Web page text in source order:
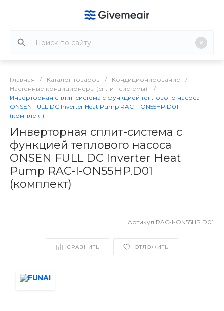
Главная / Каталог товаров / Кондиционирование
/
Настенные кондиционеры (сплит-системы)
/
Инверторная сплит-система с функцией теплового насоса
ONSEN FULL DC Inverter Heat Pump RAC-I-ON55HP.D01
(комплект)
Инверторная сплит-система с
функцией теплового насоса
ONSEN FULL DC Inverter Heat
Pump RAC-I-ON55HP.D01
(комплект)
Артикул RAC-I-ON55HP.D01
СРАВНИТЬ ОТЛОЖИТЬ